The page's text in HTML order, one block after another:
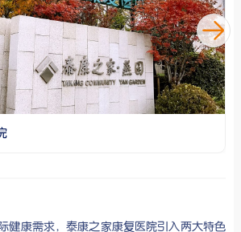
‹
健康需求，泰康之家康复医院引入两大特色